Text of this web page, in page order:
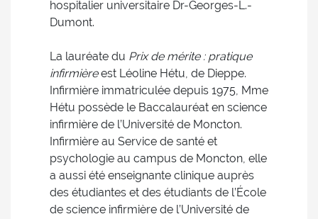
hospitalier universitaire Dr-Georges-L.-
Dumont.
La lauréate du Prix de mérite : pratique
infirmièreest Léoline Hétu, de Dieppe.
Infirmière immatriculée depuis 1975, Mme
Hétu possède le Baccalauréat en science
infirmière de l’Université de Moncton.
Infirmière au Service de santé et
psychologie au campus de Moncton, elle
a aussi été enseignante clinique auprès
des étudiantes et des étudiants de l’École
de science infirmière de l’Université de